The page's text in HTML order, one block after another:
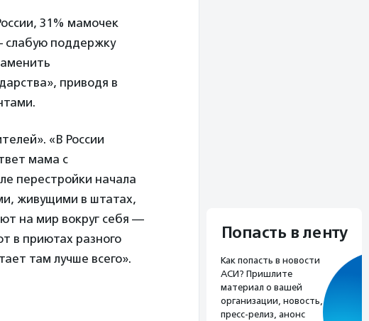
31% мамочек
слабую поддержку
приводя в
«В России
мама с
перестройки начала
живущими в штатах,
на мир вокруг себя —
в приютах разного
там лучше всего».
Попасть в ленту
Как попасть в новости
АСИ? Пришлите
материал о вашей
организации, новость,
пресс-релиз, анонс